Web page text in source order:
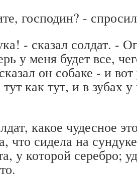
господин? -
- сказал солдат. -
у меня будет все,
он собаке - и
как тут, и в зубах
какое чудесное
что сидела на
у которой серебро;